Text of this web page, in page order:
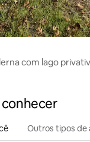
com lago
Outros tipos de